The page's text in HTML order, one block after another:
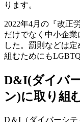
ります。
2022年4月の『改正
だけでなく中小企
した。罰則などは
組むためにも
D&I(ダイバ
ン)に取り組
D＆I（ダイバーシ